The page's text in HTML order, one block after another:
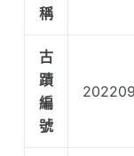
稱
古
蹟
編
號